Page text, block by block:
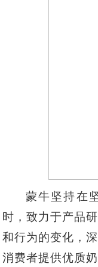
蒙牛坚持在
时，致力于产品
和行为的变化，
消费者提供优质